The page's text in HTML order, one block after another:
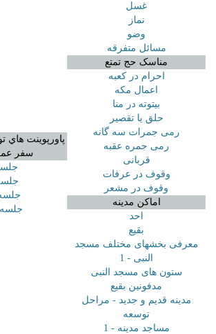
غسل
نماز
وضو
مسائل متفرقه
مناسک حج تمتع
احرام در کعبه
اعمال مکه
بیتوته در منا
حلق یا تقصیر
رمی جمرات سه گانه
رمی جمره عقبه
قربانی
وقوف در عرفات
وقوف در مشعر
اماکن مدینه
احد
بقیع
معرفی بخشهای مختلف مسجد
النبی - 1
ستون های مسجد النبی
مدفونین بقیع
مدینه قدیم و جدید - مراحل
توسعه
مساجد مدینه - 1
پاورپوينت
سفر